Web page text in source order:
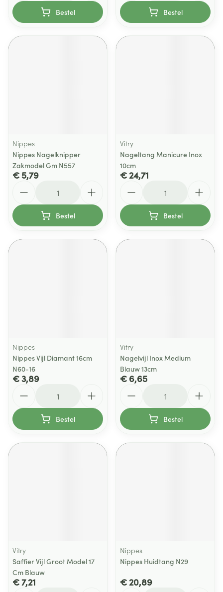
Bestel Bestel
Nippes
Nippes Nagelknipper
Zakmodel Gm N557
€ 5,79
Bestel
Vitry
Nageltang Manicure Inox
10cm
€ 24,71
Bestel
Nippes
Nippes Vijl Diamant 16cm
N60-16
€ 3,89
Bestel
Vitry
Nagelvijl Inox Medium
Blauw 13cm
€ 6,65
Bestel
Vitry
Saffier Vijl Groot Model 17
Cm Blauw
€ 7,21
Nippes
Nippes Huidtang N29
€ 20,89